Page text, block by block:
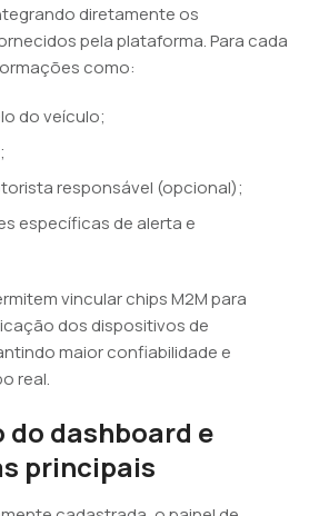
diretamente os
pela plataforma. Para cada
como:
do veículo;
responsável (opcional);
específicas de alerta e
vincular chips M2M para
dos dispositivos de
maior confiabilidade e
real.
do dashboard e
principais